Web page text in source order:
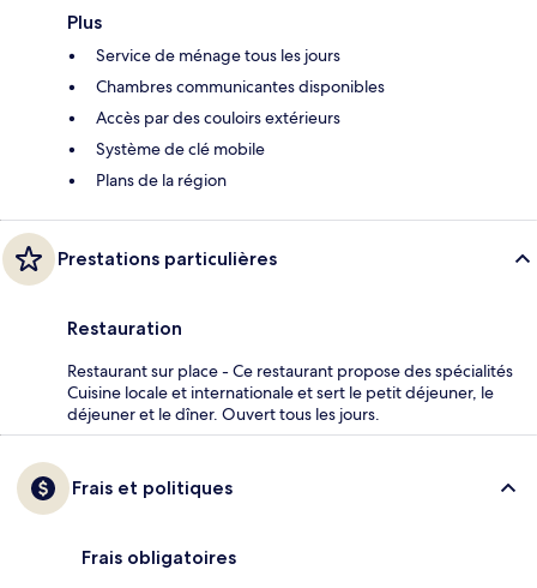
Plus
Service de ménage tous les jours
Chambres communicantes disponibles
Accès par des couloirs extérieurs
Système de clé mobile
Plans de la région
Prestations particulières
Restauration
Restaurant sur place - Ce restaurant propose des spécialités
Cuisine locale et internationale et sert le petit déjeuner, le
déjeuner et le dîner. Ouvert tous les jours.
Frais et politiques
Frais obligatoires